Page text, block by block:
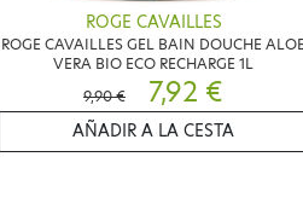
ROGE CAVAILLES
ROGE CAVAILLES GEL BAIN DOUCHE
VERA BIO ECO RECHARGE 1L
9,90 €
7,92 €
AÑADIR A LA CESTA